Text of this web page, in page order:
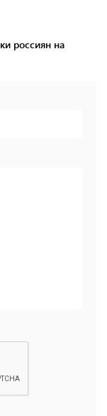
россиян на